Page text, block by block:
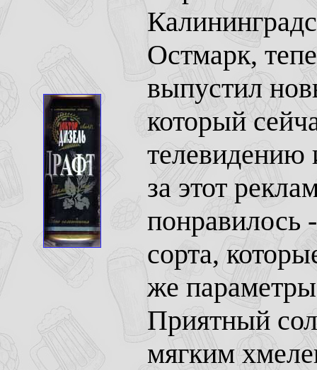
Остмарк,
выпустил
который
телевидению
за этот
понравилось
сорта,
же
Приятный
мягким